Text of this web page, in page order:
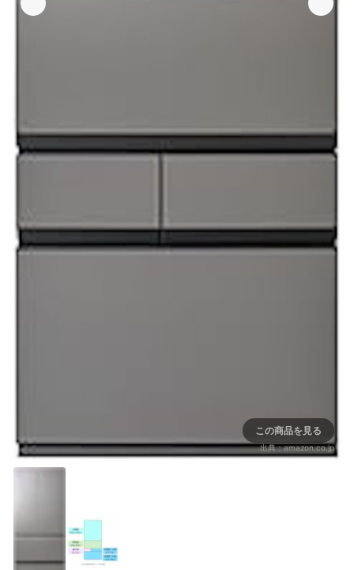
この商品を見る
出典：amazon.co.jp